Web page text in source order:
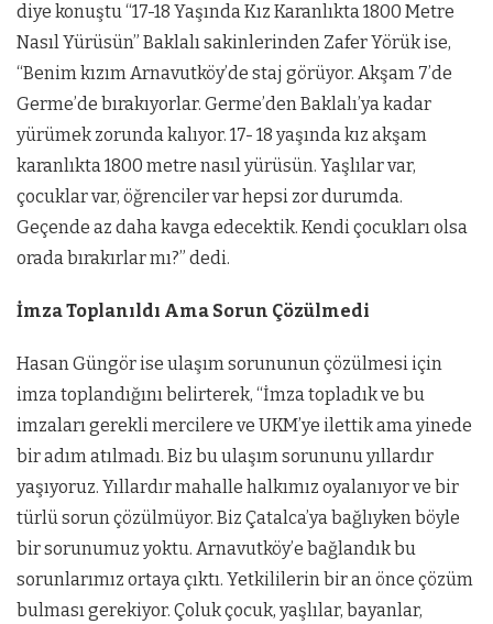
diye konuştu “17-18 Yaşında Kız Karanlıkta 1800 Metre
Nasıl Yürüsün” Baklalı sakinlerinden Zafer Yörük ise,
“Benim kızım Arnavutköy’de staj görüyor. Akşam 7’de
Germe’de bırakıyorlar. Germe’den Baklalı’ya kadar
yürümek zorunda kalıyor. 17- 18 yaşında kız akşam
karanlıkta 1800 metre nasıl yürüsün. Yaşlılar var,
çocuklar var, öğrenciler var hepsi zor durumda.
Geçende az daha kavga edecektik. Kendi çocukları olsa
orada bırakırlar mı?” dedi.
İmza Toplanıldı Ama Sorun Çözülmedi
Hasan Güngör ise ulaşım sorununun çözülmesi için
imza toplandığını belirterek, “İmza topladık ve bu
imzaları gerekli mercilere ve UKM’ye ilettik ama yinede
bir adım atılmadı. Biz bu ulaşım sorununu yıllardır
yaşıyoruz. Yıllardır mahalle halkımız oyalanıyor ve bir
türlü sorun çözülmüyor. Biz Çatalca’ya bağlıyken böyle
bir sorunumuz yoktu. Arnavutköy’e bağlandık bu
sorunlarımız ortaya çıktı. Yetkililerin bir an önce çözüm
bulması gerekiyor. Çoluk çocuk, yaşlılar, bayanlar,